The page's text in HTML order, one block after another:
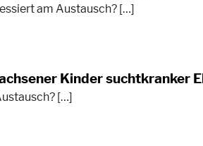
am Austausch? […]
Kinder suchtkranker
[…]